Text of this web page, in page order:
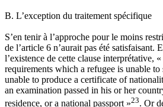
B. L’exception du traitement spécifique
S’en tenir à l’approche pour le moins
de l’article 6 n’aurait pas été satisfaisant.
l’existence de cette clause interprétative,
requirements which a refugee is unable
unable to produce a certificate of
an examination passed in his or her
residence, or a national passport »23. Or